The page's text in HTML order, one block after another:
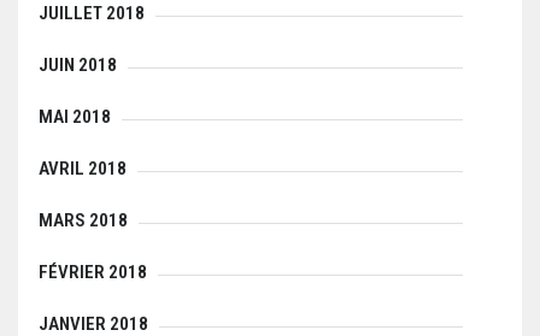
JUILLET 2018
JUIN 2018
MAI 2018
AVRIL 2018
MARS 2018
FÉVRIER 2018
JANVIER 2018